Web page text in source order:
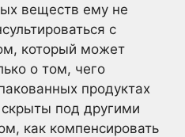
веществ ему не
с
который может
о том, чего
продуктах
под другими
как компенсировать